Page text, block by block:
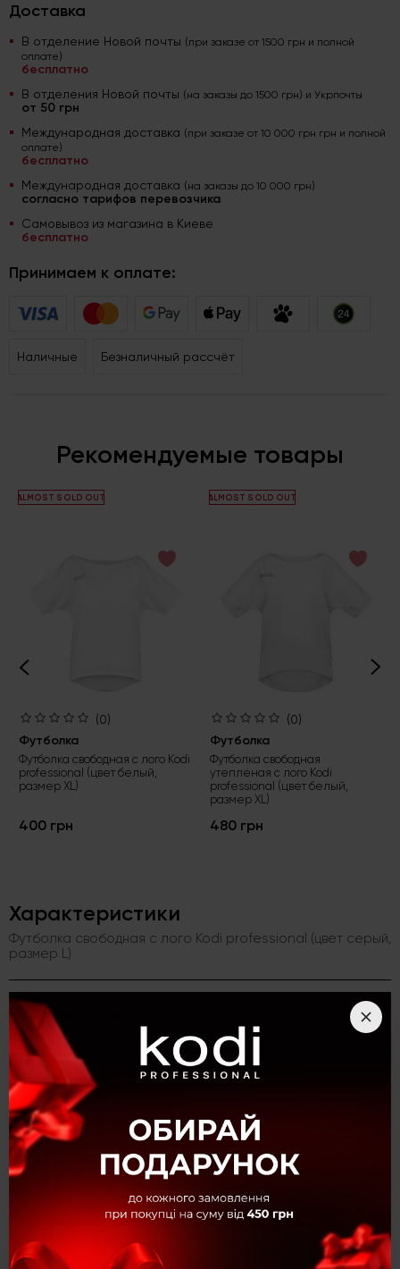
Доставка
В отделение Новой почты (при заказе от 1500 грн и полной
оплате)
бесплатно
В отделения Новой почты (на заказы до 1500 грн) и Укрпочты
от 50 грн
Международная доставка (при заказе от 10 000 грн грн и полной
оплате)
бесплатно
Международная доставка (на заказы до 10 000 грн)
согласно тарифов перевозчика
Самовывоз из магазина в Киеве
бесплатно
Принимаем к оплате:
Наличные Безналичный рассчёт
Рекомендуемые товары
ALMOST SOLD OUT
(0)
Футболка
Футболка свободная с лого Kodi
professional (цвет белый,
размер XL)
400 грн
ALMOST SOLD OUT
(0)
Футболка
Футболка свободная
утепленая с лого Kodi
professional (цвет белый,
размер XL)
480 грн
Характеристики
Футболка свободная с лого Kodi professional (цвет серый,
размер L)
Материал
Размер
Тип Свободная
Оттенок
Цвет
Категория Футболки
Описание
Футболка свободная с лого Kodi professional (цвет серый,
размер L)